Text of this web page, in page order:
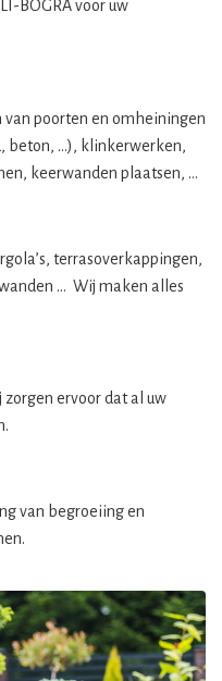
BOGRA voor uw
poorten en omheiningen
beton, …), klinkerwerken,
keerwanden plaatsen, …
terrasoverkappingen,
… Wij maken alles
ervoor dat al uw
van begroeiing en